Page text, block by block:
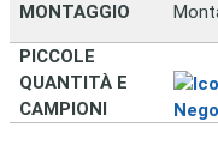
MONTAGGIO
PICCOLE
QUANTITÀ E
CAMPIONI